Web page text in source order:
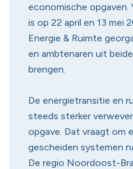
economische opgaven.
is op 22 april en 13 mei
Energie & Ruimte
en ambtenaren uit
brengen.
De energietransitie en
steeds sterker
opgave. Dat vraagt om
gescheiden systemen
De regio Noordoost-